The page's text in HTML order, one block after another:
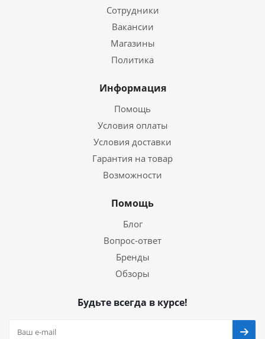
Сотрудники
Вакансии
Магазины
Политика
Информация
Помощь
Условия оплаты
Условия доставки
Гарантия на товар
Возможности
Помощь
Блог
Вопрос-ответ
Бренды
Обзоры
Будьте всегда в курсе!